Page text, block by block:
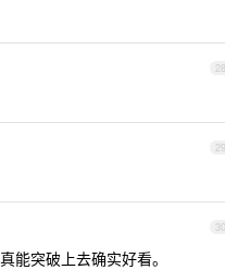
28
29
30
能突破上去确实好看。